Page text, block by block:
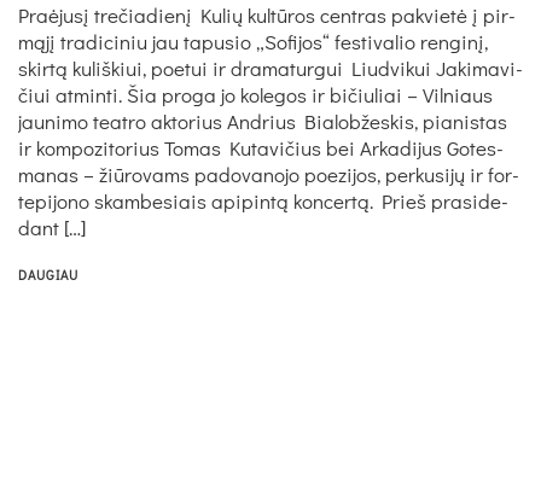
Praė­ju­sį tre­čia­die­nį Ku­lių kul­tū­ros cent­ras pa­kvie­tė į pir­
mą­jį tra­di­ci­niu jau ta­pu­sio „So­fi­jos“ fes­ti­va­lio ren­gi­nį,
skir­tą ku­liš­kiui, poe­tui ir dra­ma­tur­gui Liud­vi­kui Ja­ki­ma­vi­
čiui at­min­ti. Šia pro­ga jo ko­le­gos ir bi­čiu­liai – Vil­niaus
jau­ni­mo teat­ro ak­to­rius And­rius Bia­lob­žes­kis, pia­nis­tas
ir kom­po­zi­to­rius To­mas Ku­ta­vi­čius bei Ar­ka­di­jus Go­tes­
ma­nas – žiū­ro­vams pa­do­va­no­jo poe­zi­jos, per­ku­si­jų ir for­
te­pi­jo­no skam­be­siais api­pin­tą kon­cer­tą. Prieš pra­si­de­
dant […]
DAUGIAU